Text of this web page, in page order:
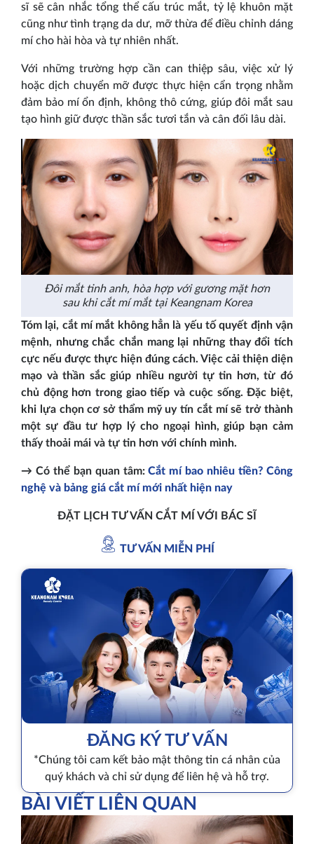
sĩ sẽ cân nhắc tổng thể cấu trúc mắt, tỷ lệ khuôn mặt
cũng như tình trạng da dư, mỡ thừa để điều chỉnh dáng
mí cho hài hòa và tự nhiên nhất.
Với những trường hợp cần can thiệp sâu, việc xử lý
hoặc dịch chuyển mỡ được thực hiện cẩn trọng nhằm
đảm bảo mí ổn định, không thô cứng, giúp đôi mắt sau
tạo hình giữ được thần sắc tươi tắn và cân đối lâu dài.
Đôi mắt tinh anh, hòa hợp với gương mặt hơn
sau khi cắt mí mắt tại Keangnam Korea
Tóm lại, cắt mí mắt không hẳn là yếu tố quyết định vận
mệnh, nhưng chắc chắn mang lại những thay đổi tích
cực nếu được thực hiện đúng cách. Việc cải thiện diện
mạo và thần sắc giúp nhiều người tự tin hơn, từ đó
chủ động hơn trong giao tiếp và cuộc sống. Đặc biệt,
khi lựa chọn cơ sở thẩm mỹ uy tín cắt mí sẽ trở thành
một sự đầu tư hợp lý cho ngoại hình, giúp bạn cảm
thấy thoải mái và tự tin hơn với chính mình.
→ Có thể bạn quan tâm:Cắt mí bao nhiêu tiền? Công
nghệ và bảng giá cắt mí mới nhất hiện nay
ĐẶT LỊCH TƯ VẤN CẮT MÍ VỚI BÁC SĨ
TƯ VẤN MIỄN PHÍ
ĐĂNG KÝ TƯ VẤN
*Chúng tôi cam kết bảo mật thông tin cá nhân của
quý khách và chỉ sử dụng để liên hệ và hỗ trợ.
BÀI VIẾT LIÊN QUAN